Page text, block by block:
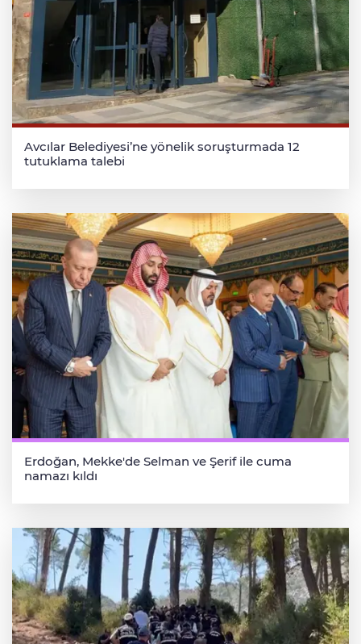
Avcılar Belediyesi’ne yönelik soruşturmada 12
tutuklama talebi
Erdoğan, Mekke'de Selman ve Şerif ile cuma
namazı kıldı